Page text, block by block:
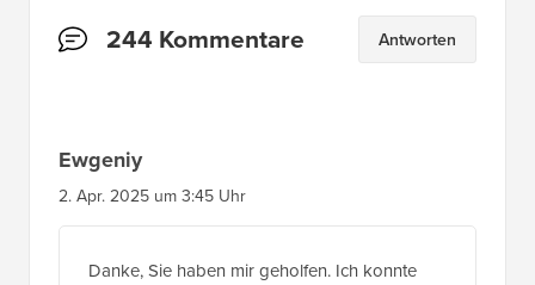
Leserinteraktionen Antworten
Ewgeniy
2. Apr. 2025 um 3:45 Uhr